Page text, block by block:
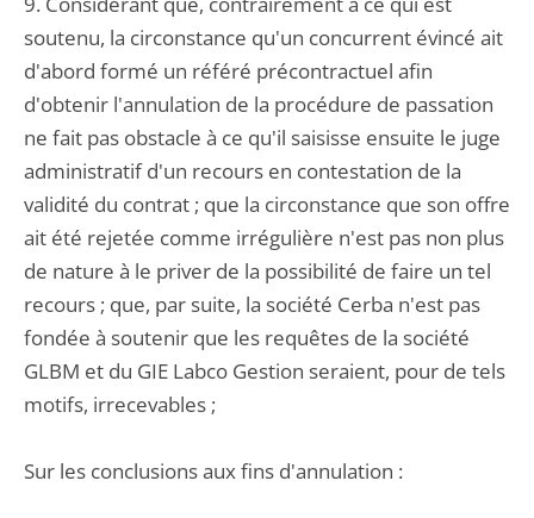
soutenu, la circonstance qu'un concurrent évincé ait
d'abord formé un référé précontractuel afin
d'obtenir l'annulation de la procédure de passation
ne fait pas obstacle à ce qu'il saisisse ensuite le juge
administratif d'un recours en contestation de la
validité du contrat ; que la circonstance que son offre
ait été rejetée comme irrégulière n'est pas non plus
de nature à le priver de la possibilité de faire un tel
recours ; que, par suite, la société Cerba n'est pas
fondée à soutenir que les requêtes de la société
GLBM et du GIE Labco Gestion seraient, pour de tels
motifs, irrecevables ;
Sur les conclusions aux fins d'annulation :